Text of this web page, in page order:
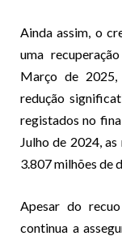
Ainda assim, o
uma
Março de
redução
registados no
Julho de 2024,
3.807 milhões de
Apesar do
continua a